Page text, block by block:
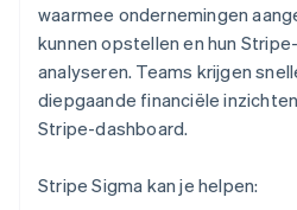
waarmee ondernemingen
kunnen opstellen en hun
analyseren. Teams krijgen
diepgaande financiële
Stripe-dashboard.
Stripe Sigma kan je helpen: